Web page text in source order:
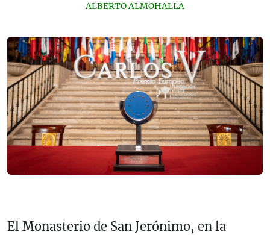
ALBERTO ALMOHALLA
El Monasterio de San Jerónimo, en la